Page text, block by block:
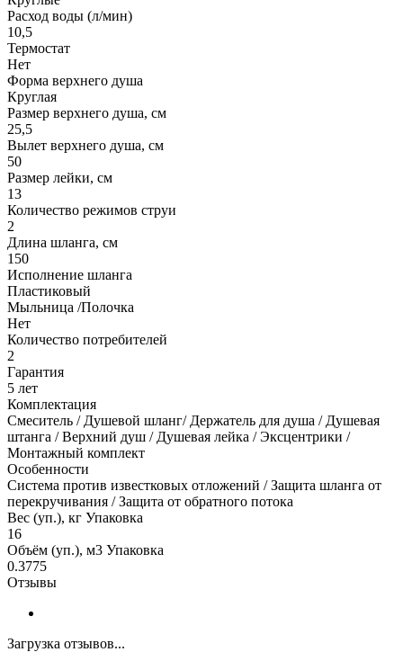
Расход воды (л/мин)
10,5
Термостат
Нет
Форма верхнего душа
Круглая
Размер верхнего душа, см
25,5
Вылет верхнего душа, см
50
Размер лейки, см
13
Количество режимов струи
2
Длина шланга, см
150
Исполнение шланга
Пластиковый
Мыльница /Полочка
Нет
Количество потребителей
2
Гарантия
5 лет
Комплектация
Смеситель / Душевой шланг/ Держатель для душа / Душевая
штанга / Верхний душ / Душевая лейка / Эксцентрики /
Монтажный комплект
Особенности
Система против известковых отложений / Защита шланга от
перекручивания / Защита от обратного потока
Вес (уп.), кг Упаковка
16
Объём (уп.), м3 Упаковка
0.3775
Отзывы
Загрузка отзывов...